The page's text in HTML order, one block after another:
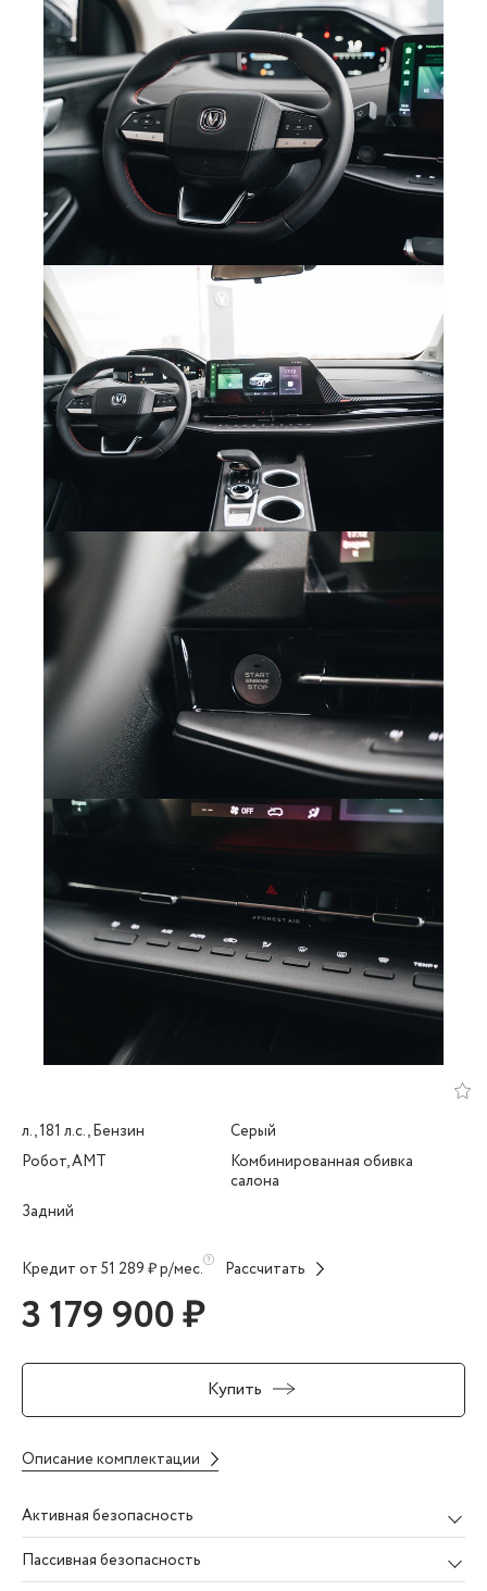
л., 181 л.с., Бензин
Робот, AMT
Задний
Серый
Комбинированная обивка
салона
Кредит от 51 289 ₽ р/мес. Рассчитать
3 179 900 ₽
Купить
Описание комплектации
Активная безопасность
Пассивная безопасность